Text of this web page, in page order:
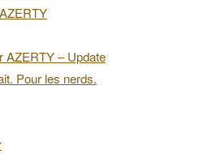
AZERTY – Update
Pour les nerds.